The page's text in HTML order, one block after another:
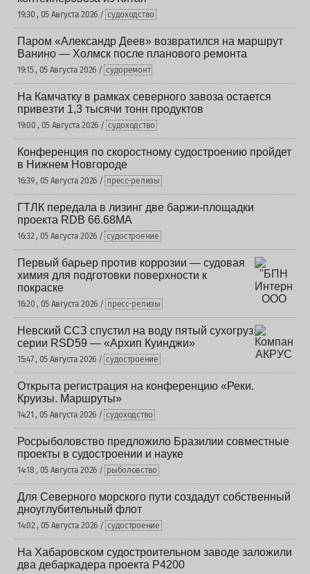
19:30 , 05 Августа 2026 / судоходство
Паром «Александр Деев» возвратился на маршрут
Ванино — Холмск после планового ремонта
19:15 , 05 Августа 2026 / судоремонт
На Камчатку в рамках северного завоза остается
привезти 1,3 тысячи тонн продуктов
19:00 , 05 Августа 2026 / судоходство
Конференция по скоростному судостроению пройдет
в Нижнем Новгороде
16:39 , 05 Августа 2026 / пресс-релизы
ГТЛК передала в лизинг две баржи-площадки
проекта RDB 66.68МА
16:32 , 05 Августа 2026 / судостроение
Первый барьер против коррозии — судовая
химия для подготовки поверхности к
покраске
16:20 , 05 Августа 2026 / пресс-релизы
Невский ССЗ спустил на воду пятый сухогруз
серии RSD59 — «Архип Куинджи»
15:47 , 05 Августа 2026 / судостроение
Открыта регистрация на конференцию «Реки.
Круизы. Маршруты»
14:21 , 05 Августа 2026 / судоходство
Росрыболовство предложило Бразилии совместные
проекты в судостроении и науке
14:18 , 05 Августа 2026 / рыболовство
Для Северного морского пути создадут собственный
дноуглубительный флот
14:02 , 05 Августа 2026 / судостроение
На Хабаровском судостроительном заводе заложили
два дебаркадера проекта Р4200